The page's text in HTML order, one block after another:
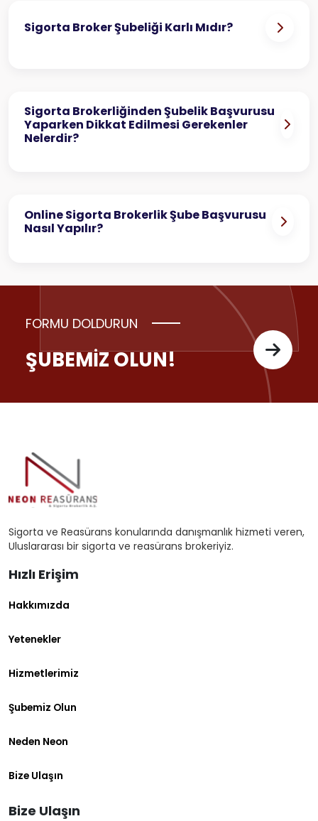
Sigorta Broker Şubeliği Karlı Mıdır?
Sigorta Brokerliğinden Şubelik Başvurusu
Yaparken Dikkat Edilmesi Gerekenler
Nelerdir?
Online Sigorta Brokerlik Şube Başvurusu
Nasıl Yapılır?
FORMU DOLDURUN
ŞUBEMİZ OLUN!
Sigorta ve Reasürans konularında danışmanlık hizmeti veren,
Uluslararası bir sigorta ve reasürans brokeriyiz.
Hızlı Erişim
Hakkımızda
Yetenekler
Hizmetlerimiz
Şubemiz Olun
Neden Neon
Bize Ulaşın
Bize Ulaşın